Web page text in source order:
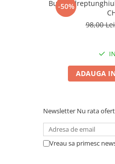
-50%
Butoni
98,00
ADAUGA
Newsletter Nu rata
Vreau sa primesc